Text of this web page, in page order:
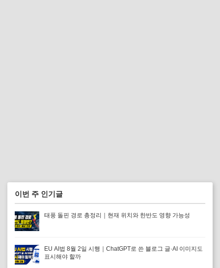
이번 주 인기글
태풍 돌핀 경로 총정리｜현재 위치와 한반도 영향 가능성
EU AI법 8월 2일 시행｜ChatGPT로 쓴 블로그 글·AI 이미지도
표시해야 할까